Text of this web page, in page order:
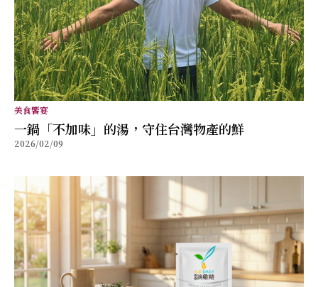
美食饗宴
⼀鍋「不加味」的湯，守住台灣物產的鮮
2026/02/09